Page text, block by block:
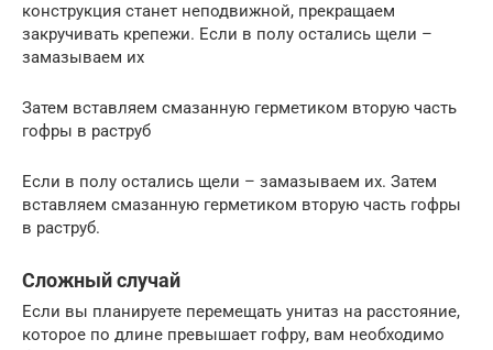
конструкция станет неподвижной, прекращаем
закручивать крепежи. Если в полу остались щели –
замазываем их
Затем вставляем смазанную герметиком вторую часть
гофры в раструб
Если в полу остались щели – замазываем их. Затем
вставляем смазанную герметиком вторую часть гофры
в раструб.
Сложный случай
Если вы планируете перемещать унитаз на расстояние,
которое по длине превышает гофру, вам необходимо